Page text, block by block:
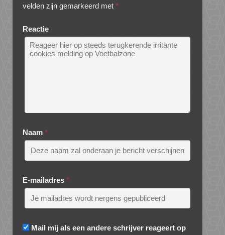
velden zijn gemarkeerd met *
Reactie
Naam *
E-mailadres *
Mail mij als een andere schrijver reageert op